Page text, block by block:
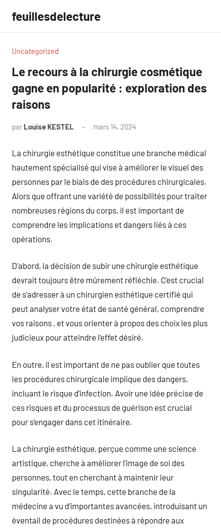
contenu
feuillesdelecture
Uncategorized
Le recours à la chirurgie cosmétique
gagne en popularité : exploration des
raisons
par Louise KESTEL mars 14, 2024
La chirurgie esthétique constitue une branche médical
hautement spécialisé qui vise à améliorer le visuel des
personnes par le biais de des procédures chirurgicales.
Alors que offrant une variété de possibilités pour traiter
nombreuses régions du corps, il est important de
comprendre les implications et dangers liés à ces
opérations.
D’abord, la décision de subir une chirurgie esthétique
devrait toujours être mûrement réfléchie. C’est crucial
de s’adresser à un chirurgien esthétique certifié qui
peut analyser votre état de santé général, comprendre
vos raisons , et vous orienter à propos des choix les plus
judicieux pour atteindre l’effet désiré.
En outre, il est important de ne pas oublier que toutes
les procédures chirurgicale implique des dangers,
incluant le risque d’infection. Avoir une idée précise de
ces risques et du processus de guérison est crucial
pour s’engager dans cet itinéraire.
La chirurgie esthétique, perçue comme une science
artistique, cherche à améliorer l’image de soi des
personnes, tout en cherchant à maintenir leur
singularité. Avec le temps, cette branche de la
médecine a vu d’importantes avancées, introduisant un
éventail de procédures destinées à répondre aux